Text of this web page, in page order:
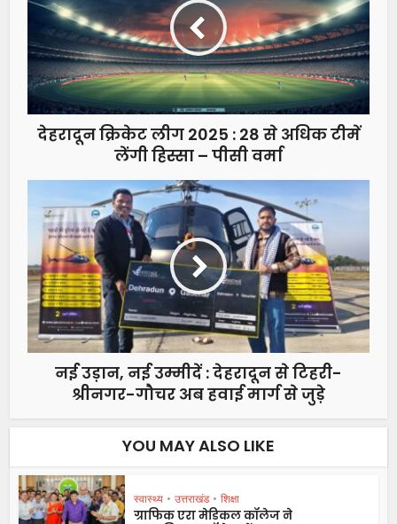
देहरादून क्रिकेट लीग 2025 : 28 से अधिक टीमें
लेंगी हिस्सा – पीसी वर्मा
नई उड़ान, नई उम्मीदें : देहरादून से टिहरी-
श्रीनगर-गौचर अब हवाई मार्ग से जुड़े
YOU MAY ALSO LIKE
स्वास्थ्य • उत्तराखंड • शिक्षा
ग्राफिक एरा मेडिकल कॉलेज ने